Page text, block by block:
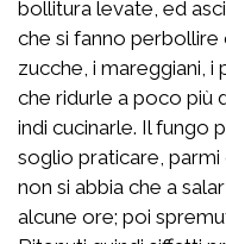
bollitura levate, ed
che si fanno perbollire
zucche, i mareggiani,
che ridurle a poco più
indi cucinarle. Il fungo
soglio praticare,
non si abbia che a
alcune ore; poi